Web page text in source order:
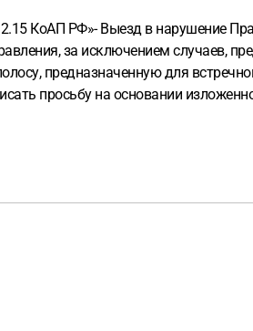
КоАП РФ»- Выезд в нарушение
за исключением случаев,
предназначенную для
просьбу на основании